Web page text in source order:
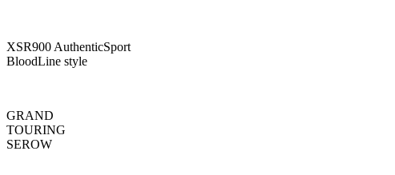
XSR900 AuthenticSport
BloodLine style
GRAND
TOURING
SEROW